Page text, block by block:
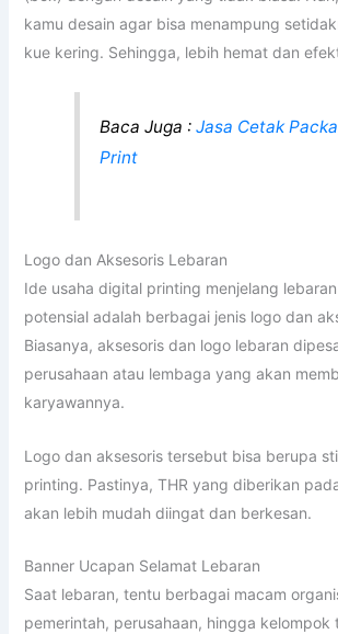
kamu desain agar bisa menampung
kue kering. Sehingga, lebih hemat dan
Baca Juga :Jasa Cetak
Print
Logo dan Aksesoris Lebaran
Ide usaha digital printing menjelang
potensial adalah berbagai jenis logo dan
Biasanya, aksesoris dan logo lebaran
perusahaan atau lembaga yang akan
karyawannya.
Logo dan aksesoris tersebut bisa berupa
printing. Pastinya, THR yang diberikan
akan lebih mudah diingat dan berkesan.
Banner Ucapan Selamat Lebaran
Saat lebaran, tentu berbagai macam
pemerintah, perusahaan, hingga kelompok